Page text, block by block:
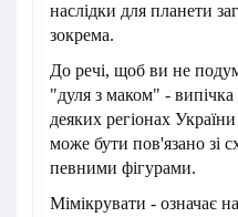
наслідки для планети
зокрема.
До речі, щоб ви не
"дуля з маком" -
деяких регіонах
може бути пов'язано зі
певними фігурами.
Мімікрувати - означає